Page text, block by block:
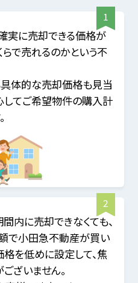
実に売却できる価格が
で売れるのかという不
体的な売却価格も見当
してご希望物件の購入計
内に売却できなくても、
で小田急不動産が買い
を低めに設定して、焦
ざいません。